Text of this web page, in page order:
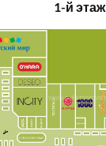
1-й этаж